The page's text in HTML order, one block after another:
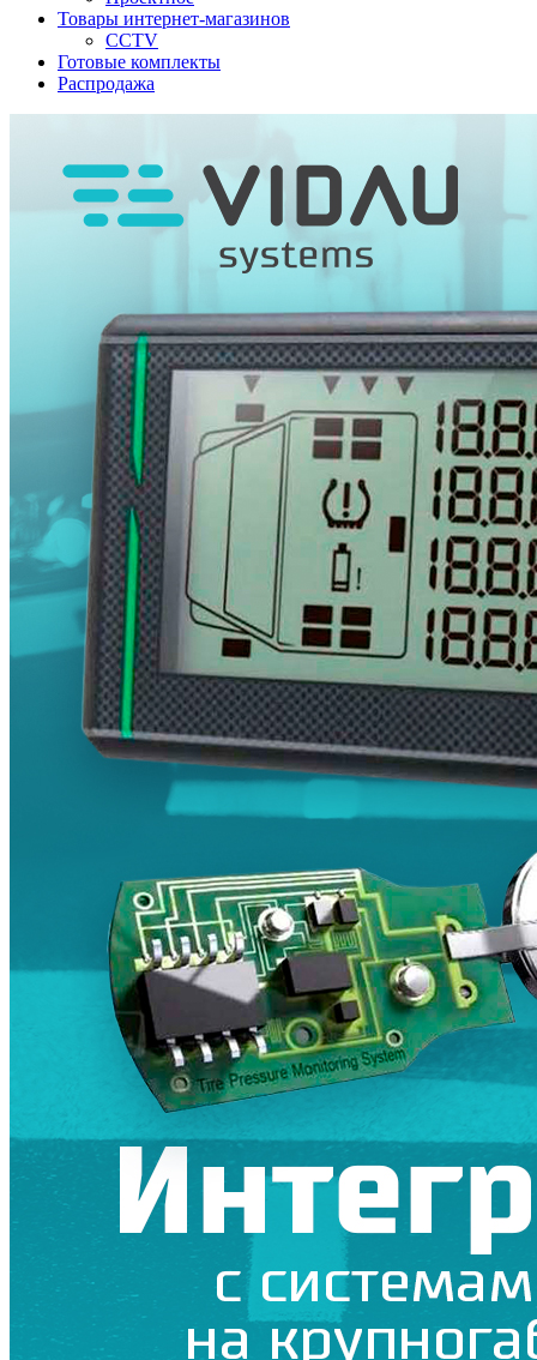
Товары интернет-магазинов
CCTV
Готовые комплекты
Распродажа